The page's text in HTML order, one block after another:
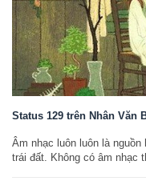
Status 129 trên Nhân Văn
Âm nhạc luôn luôn là
trái đất. Không có âm nhạc